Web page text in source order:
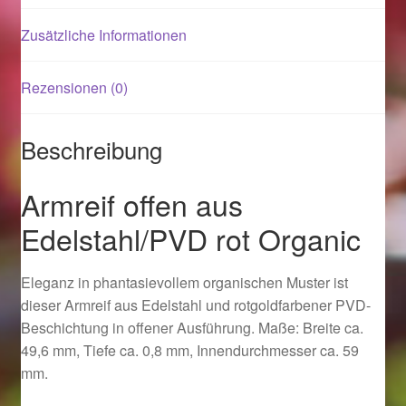
Magisches und Festliches zu Halloween 2021
Magisches und Festliches zu Halloween 2022
Mein Konto
Ostergeschenke finden für Ostern 2015
Ostergeschenke finden für Ostern 2016
Ostergeschenke finden für Ostern 2017
Ostergeschenke finden für Ostern 2018
Zusätzliche Informationen
Rezensionen (0)
Beschreibung
Armreif offen aus
Edelstahl/PVD rot Organic
Eleganz in phantasievollem organischen Muster ist
dieser Armreif aus Edelstahl und rotgoldfarbener PVD-
Beschichtung in offener Ausführung. Maße: Breite ca.
49,6 mm, Tiefe ca. 0,8 mm, Innendurchmesser ca. 59
mm.